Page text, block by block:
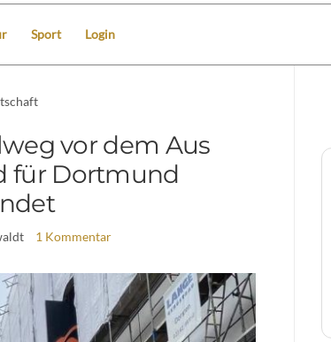
Sport Login
vor dem Aus
für Dortmund
1 Kommentar